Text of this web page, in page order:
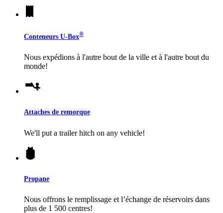
Conteneurs U-Box®
Nous expédions à l'autre bout de la ville et à l'autre bout du
monde!
Attaches de remorque
We'll put a trailer hitch on any vehicle!
Propane
Nous offrons le remplissage et l’échange de réservoirs dans
plus de 1 500 centres!